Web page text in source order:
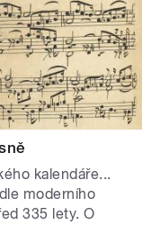
kalendáře...
moderního
335 lety. O